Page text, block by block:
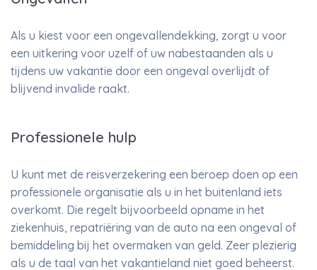
Als u kiest voor een ongevallendekking, zorgt u voor
een uitkering voor uzelf of uw nabestaanden als u
tijdens uw vakantie door een ongeval overlijdt of
blijvend invalide raakt.
Professionele hulp
U kunt met de reisverzekering een beroep doen op een
professionele organisatie als u in het buitenland iets
overkomt. Die regelt bijvoorbeeld opname in het
ziekenhuis, repatriëring van de auto na een ongeval of
bemiddeling bij het overmaken van geld. Zeer plezierig
als u de taal van het vakantieland niet goed beheerst.